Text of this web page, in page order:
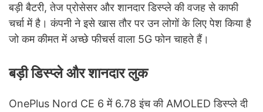
बड़ी बैटरी, तेज प्रोसेसर और शानदार डिस्प्ले की वजह से काफी
चर्चा में है। कंपनी ने इसे खास तौर पर उन लोगों के लिए पेश किया है
जो कम कीमत में अच्छे फीचर्स वाला 5G फोन चाहते हैं।
बड़ी डिस्प्ले और शानदार लुक
OnePlus Nord CE 6 में 6.78 इंच की AMOLED डिस्प्ले दी